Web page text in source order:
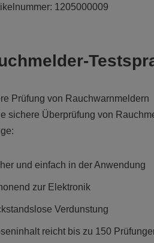
1205000009
Prüfung von Rauchwarnmeldern
sichere Überprüfung von
und einfach in der Anwendung
zur Elektronik
Verdunstung
reicht bis zu 150